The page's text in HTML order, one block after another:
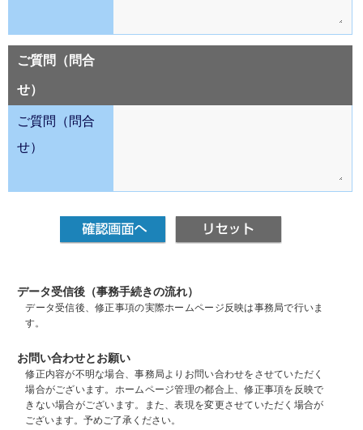
ご質問（問合
せ）
ご質問（問合
せ）
データ受信後（事務手続きの流れ）
データ受信後、修正事項の実際ホームページ反映は事務局で行いま
す。
お問い合わせとお願い
修正内容が不明な場合、事務局よりお問い合わせをさせていただく
場合がございます。ホームページ管理の都合上、修正事項を反映で
きない場合がございます。また、表現を変更させていただく場合が
ございます。予めご了承ください。